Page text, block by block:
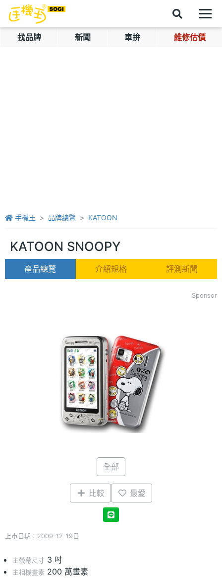
找品牌 新聞 車拚 維修估價
手機王 品牌總覽 KATOON
KATOON SNOOPY
產品總覽 介紹規格 評測新聞
Sponsor
全部
比較 最愛
上市日期：2009-12-19日
主螢幕尺寸 3 吋
主相機畫素 200 萬畫素